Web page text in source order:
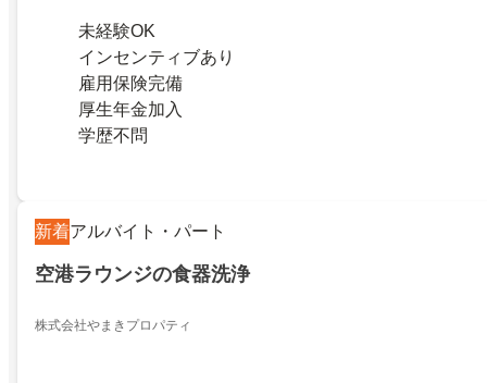
未経験OK
インセンティブあり
雇用保険完備
厚生年金加入
学歴不問
新着アルバイト・パート
空港ラウンジの食器洗浄
株式会社やまきプロパティ